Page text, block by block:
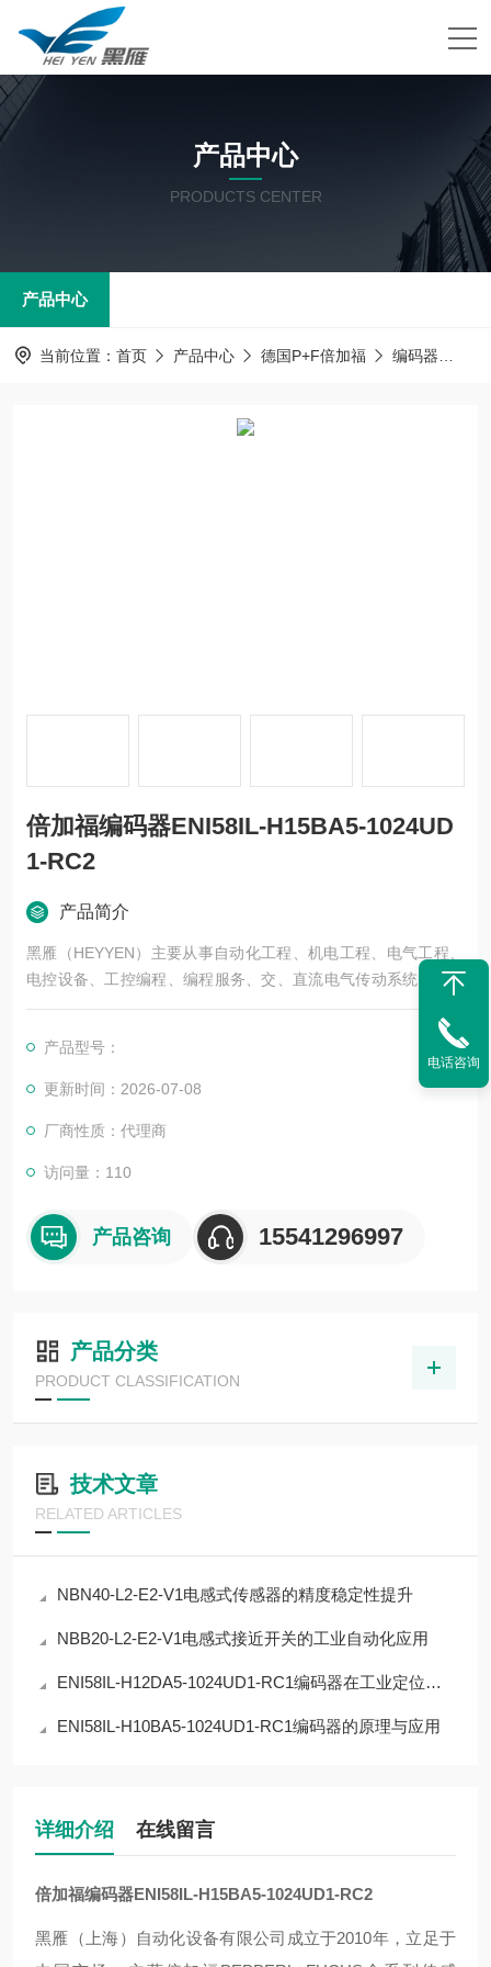
产品中心
PRODUCTS CENTER
产品中心
当前位置： 首页 产品中心 德国P+F倍加福 编码器
倍加福编码器ENI58IL-H15BA5-1024UD
1-RC2
产品简介
黑雁（HEYYEN）主要从事自动化工程、机电工程、电气工程、
电控设备、工控编程、编程服务、交、直流电气传动系统、自动
化控制系统及其装置的研究与服务，不但可以独立承包工程项
目，还可为用户设计开发*的自动化控制系统并直接提供成套的现
代化电控设备
服务行业涉及冶金、石油、化工
产品型号：
更新时间：2026-07-08
厂商性质：代理商
访问量：110
产品咨询 15541296997
产品分类
PRODUCT CLASSIFICATION
技术文章
RELATED ARTICLES
NBN40-L2-E2-V1电感式传感器的精度稳定性提升
NBB20-L2-E2-V1电感式接近开关的工业自动化应用
ENI58IL-H12DA5-1024UD1-RC1编码器在工业定位中的应用
ENI58IL-H10BA5-1024UD1-RC1编码器的原理与应用
详细介绍 在线留言
倍加福编码器ENI58IL-H15BA5-1024UD1-RC2
黑雁（上海）自动化设备有限公司成立于2010年，立足于
电话咨询